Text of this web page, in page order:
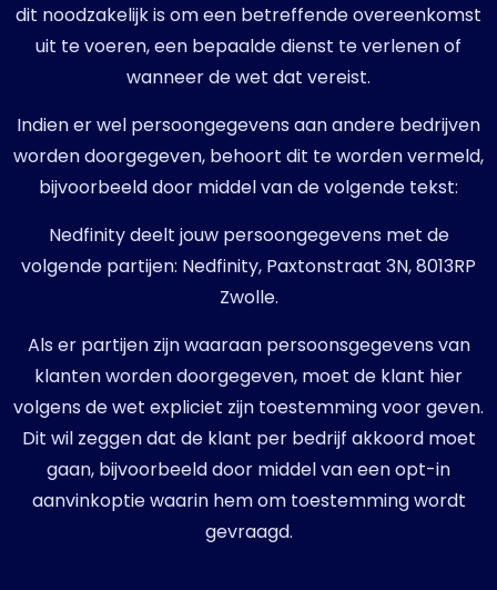
dit noodzakelijk is om een betreffende overeenkomst
uit te voeren, een bepaalde dienst te verlenen of
wanneer de wet dat vereist.
Indien er wel persoongegevens aan andere bedrijven
worden doorgegeven, behoort dit te worden vermeld,
bijvoorbeeld door middel van de volgende tekst:
Nedfinity deelt jouw persoongegevens met de
volgende partijen: Nedfinity, Paxtonstraat 3N, 8013RP
Zwolle.
Als er partijen zijn waaraan persoonsgegevens van
klanten worden doorgegeven, moet de klant hier
volgens de wet expliciet zijn toestemming voor geven.
Dit wil zeggen dat de klant per bedrijf akkoord moet
gaan, bijvoorbeeld door middel van een opt-in
aanvinkoptie waarin hem om toestemming wordt
gevraagd.